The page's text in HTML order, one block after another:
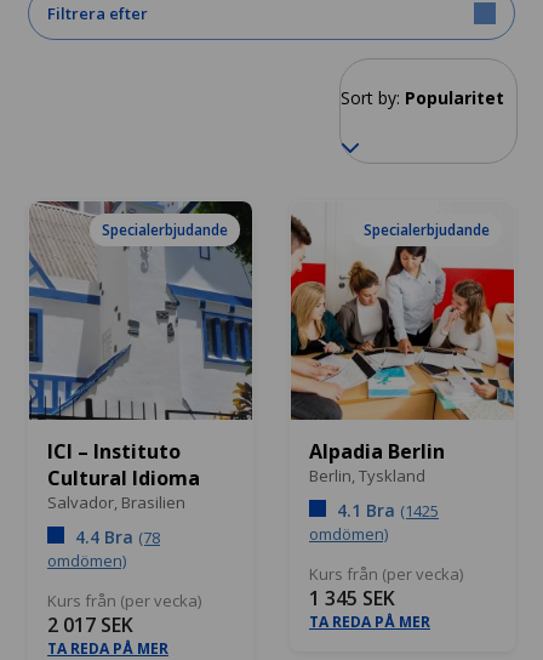
Filtrera efter
Sort by: Popularitet
Specialerbjudande
ICI – Instituto
Cultural Idioma
Salvador, Brasilien
4.4 Bra (78
omdömen)
Kurs från (per vecka)
2 017 SEK
TA REDA PÅ MER
Specialerbjudande
Alpadia Berlin
Berlin, Tyskland
4.1 Bra (1425
omdömen)
Kurs från (per vecka)
1 345 SEK
TA REDA PÅ MER